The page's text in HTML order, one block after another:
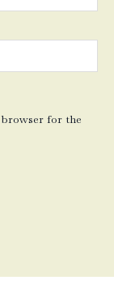
browser for the